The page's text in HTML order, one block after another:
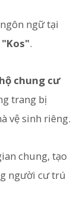
ngữ tại
.
chung cư
trang bị
vệ sinh riêng.
chung, tạo
người cư trú